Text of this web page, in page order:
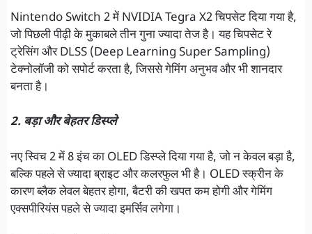
Nintendo Switch 2 में NVIDIA Tegra X2 चिपसेट दिया गया है,
जो पिछली पीढ़ी के मुकाबले तीन गुना ज्यादा तेज है। यह चिपसेट रे
ट्रेसिंग और DLSS (Deep Learning Super Sampling)
टेक्नोलॉजी को सपोर्ट करता है, जिससे गेमिंग अनुभव और भी शानदार
बनता है।
2. बड़ा और बेहतर डिस्प्ले
नए स्विच 2 में 8 इंच का OLED डिस्प्ले दिया गया है, जो न केवल बड़ा है,
बल्कि पहले से ज्यादा ब्राइट और कलरफुल भी है। OLED स्क्रीन के
कारण ब्लैक लेवल बेहतर होगा, बैटरी की खपत कम होगी और गेमिंग
एक्सपीरियंस पहले से ज्यादा इमर्सिव लगेगा।